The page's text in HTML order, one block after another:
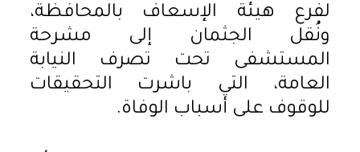
لفرع هيئة الإسعاف بالمحافظة،
ونُقل الجثمان إلى مشرحة
المستشفى تحت تصرف النيابة
العامة، التي باشرت التحقيقات
للوقوف على أسباب الوفاة.